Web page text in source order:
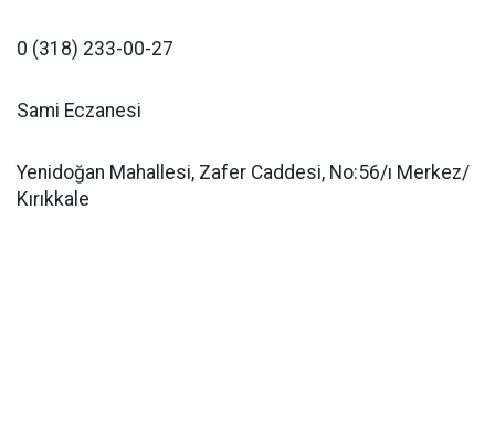
0 (318) 233-00-27
Sami Eczanesi
Yenidoğan Mahallesi, Zafer Caddesi, No:56/ı Merkez/
Kırıkkale